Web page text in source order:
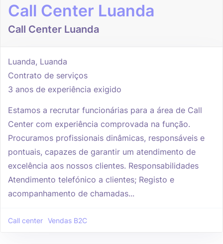
Call Center Luanda
Call Center Luanda
Luanda, Luanda
Contrato de serviços
3 anos de experiência exigido
Estamos a recrutar funcionárias para a área de Call
Center com experiência comprovada na função.
Procuramos profissionais dinâmicas, responsáveis e
pontuais, capazes de garantir um atendimento de
excelência aos nossos clientes. Responsabilidades
Atendimento telefónico a clientes; Registo e
acompanhamento de chamadas...
Call center Vendas B2C